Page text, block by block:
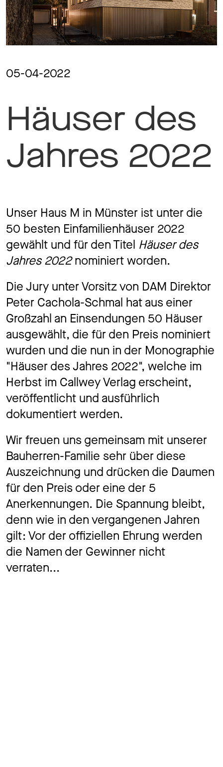
Magazine
Awards
Soziales
Jobs
Kontakt
Datenschutz Impressum
05-04-2022
Häuser des
Jahres 2022
Unser Haus M in Münster ist unter die
50 besten Einfamilienhäuser 2022
gewählt und für den Titel Häuser des
Jahres 2022nominiert worden.
Die Jury unter Vorsitz von DAM Direktor
Peter Cachola-Schmal hat aus einer
Großzahl an Einsendungen 50 Häuser
ausgewählt, die für den Preis nominiert
wurden und die nun in der Monographie
"Häuser des Jahres 2022", welche im
Herbst im Callwey Verlag erscheint,
veröffentlicht und ausführlich
dokumentiert werden.
Wir freuen uns gemeinsam mit unserer
Bauherren-Familie sehr über diese
Auszeichnung und drücken die Daumen
für den Preis oder eine der 5
Anerkennungen. Die Spannung bleibt,
denn wie in den vergangenen Jahren
gilt: Vor der offiziellen Ehrung werden
die Namen der Gewinner nicht
verraten...